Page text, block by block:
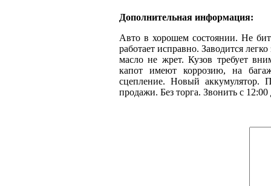
Дополнительная информация:
Авто в хорошем состоянии. Не
работает исправно. Заводится
масло не жрет. Кузов требует
капот имеют коррозию, на
сцепление. Новый аккумулятор.
продажи. Без торга. Звонить с 12:00